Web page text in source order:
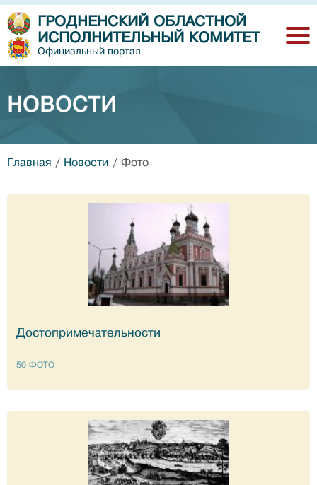
ГРОДНЕНСКИЙ ОБЛАСТНОЙ
ИСПОЛНИТЕЛЬНЫЙ КОМИТЕТ
Официальный портал
НОВОСТИ
Главная / Новости / Фото
Достопримечательности
50 ФОТО